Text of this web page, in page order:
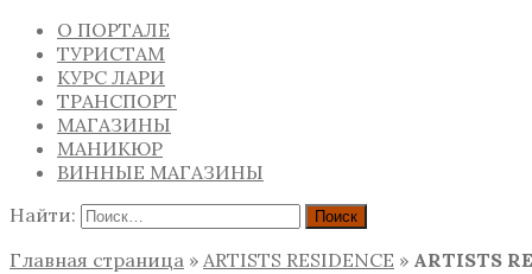
О ПОРТАЛЕ
ТУРИСТАМ
КУРС ЛАРИ
ТРАНСПОРТ
МАГАЗИНЫ
МАНИКЮР
ВИННЫЕ МАГАЗИНЫ
Найти:
Главная страница » ARTISTS RESIDENCE » ARTISTS